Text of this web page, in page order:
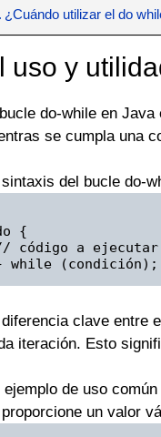
¿Cuándo utilizar el do
uso y
do-while en
se cumpla una
sintaxis del bucle do-
{
código a ejecutar
while (condición);
diferencia clave entre
iteración. Esto
ejemplo de uso
un valor